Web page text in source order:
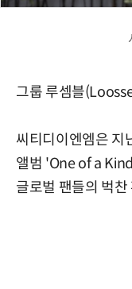
그룹 루셈블
씨티디이엔엠은 지
앨범 'One of a
글로벌 팬들의 벅